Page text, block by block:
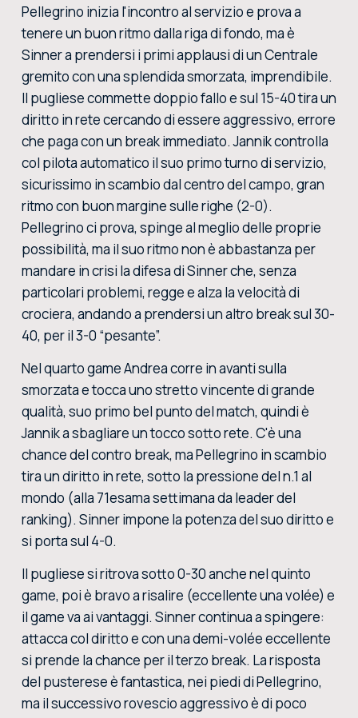
Pellegrino inizia l'incontro al servizio e prova a
tenere un buon ritmo dalla riga di fondo, ma è
Sinner a prendersi i primi applausi di un Centrale
gremito con una splendida smorzata, imprendibile.
Il pugliese commette doppio fallo e sul 15-40 tira un
diritto in rete cercando di essere aggressivo, errore
che paga con un break immediato. Jannik controlla
col pilota automatico il suo primo turno di servizio,
sicurissimo in scambio dal centro del campo, gran
ritmo con buon margine sulle righe (2-0).
Pellegrino ci prova, spinge al meglio delle proprie
possibilità, ma il suo ritmo non è abbastanza per
mandare in crisi la difesa di Sinner che, senza
particolari problemi, regge e alza la velocità di
crociera, andando a prendersi un altro break sul 30-
40, per il 3-0 “pesante”.
Nel quarto game Andrea corre in avanti sulla
smorzata e tocca uno stretto vincente di grande
qualità, suo primo bel punto del match, quindi è
Jannik a sbagliare un tocco sotto rete. C'è una
chance del contro break, ma Pellegrino in scambio
tira un diritto in rete, sotto la pressione del n.1 al
mondo (alla 71esama settimana da leader del
ranking). Sinner impone la potenza del suo diritto e
si porta sul 4-0.
Il pugliese si ritrova sotto 0-30 anche nel quinto
game, poi è bravo a risalire (eccellente una volée) e
il game va ai vantaggi. Sinner continua a spingere:
attacca col diritto e con una demi-volée eccellente
si prende la chance per il terzo break. La risposta
del pusterese è fantastica, nei piedi di Pellegrino,
ma il successivo rovescio aggressivo è di poco